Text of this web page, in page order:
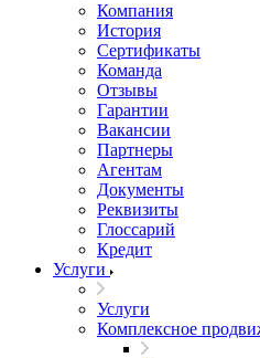
Компания
История
Сертификаты
Команда
Отзывы
Гарантии
Вакансии
Партнеры
Агентам
Документы
Реквизиты
Глоссарий
Кредит
Услуги
Услуги
Комплексное